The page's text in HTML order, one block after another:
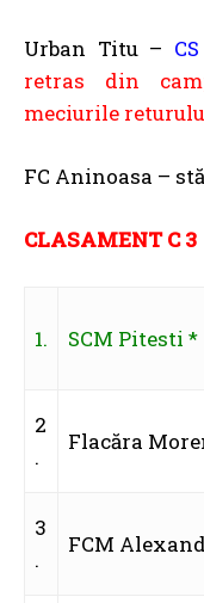
Urban Titu –
retras din
meciurile
FC Aninoasa – stă
CLASAMENT C 3
1. SCM Pitesti *
2
.
Flacăra
3
.
FCM